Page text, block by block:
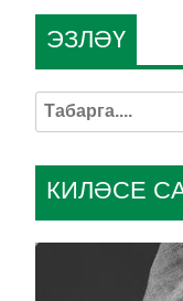
КИЛӘСЕ
ЭЗЛӘҮ